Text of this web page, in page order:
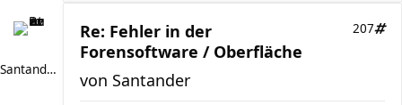
Santander
Re: Fehler in der
Forensoftware / Oberfläche
207
von Santander